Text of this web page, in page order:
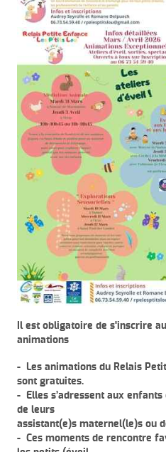
Il est obligatoire de s'inscrire
animations
- Les animations du Relais
sont gratuites.
- Elles s’adressent aux
de leurs
assistant(e)s maternel(le)s ou
- Ces moments de rencontre